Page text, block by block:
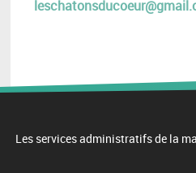
Les services administratifs de la